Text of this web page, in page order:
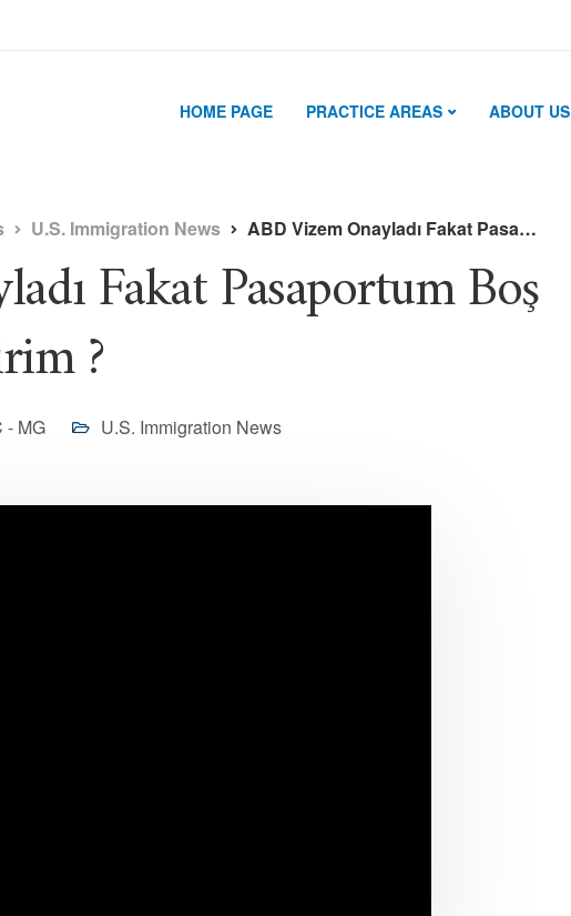
HOME PAGE PRACTICE AREAS ABOUT US
U.S. Immigration News ABD Vizem Onayladı Fakat Pasaportum Boş Geldi Ne Yapabilirim ?
Fakat Pasaportum Boş
?
- MG U.S. Immigration News